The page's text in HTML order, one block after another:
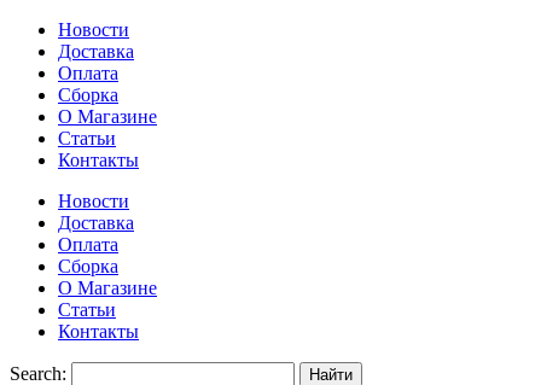
Новости
Доставка
Оплата
Сборка
О Магазине
Статьи
Контакты
Новости
Доставка
Оплата
Сборка
О Магазине
Статьи
Контакты
Search: Найти